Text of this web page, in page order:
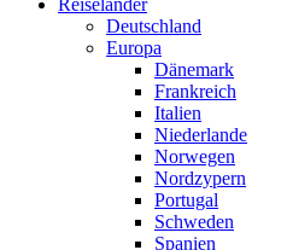
Reiseländer
Deutschland
Europa
Dänemark
Frankreich
Italien
Niederlande
Norwegen
Nordzypern
Portugal
Schweden
Spanien